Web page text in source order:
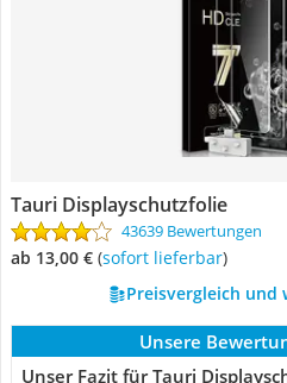
Tauri Displayschutzfolie
43639 Bewertungen
ab 13,00 € ( Sofort lieferbar)
Preisvergleich und
Unsere
Unser Fazit für Tauri